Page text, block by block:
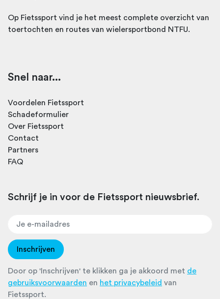
Op Fietssport vind je het meest complete overzicht van
toertochten en routes van wielersportbond NTFU.
Snel naar...
Voordelen Fietssport
Schadeformulier
Over Fietssport
Contact
Partners
FAQ
Schrijf je in voor de Fietssport nieuwsbrief.
Inschrijven
Door op 'Inschrijven' te klikken ga je akkoord met de
gebruiksvoorwaarden en het privacybeleid van
Fietssport.